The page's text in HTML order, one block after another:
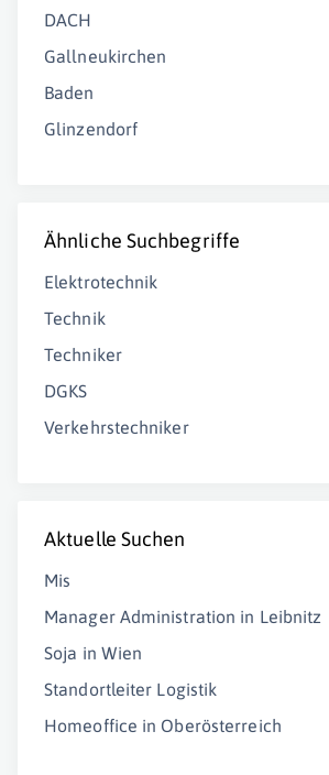
DACH
Gallneukirchen
Baden
Glinzendorf
Ähnliche Suchbegriffe
Elektrotechnik
Technik
Techniker
DGKS
Verkehrstechniker
Aktuelle Suchen
Mis
Manager Administration in Leibnitz
Soja in Wien
Standortleiter Logistik
Homeoffice in Oberösterreich